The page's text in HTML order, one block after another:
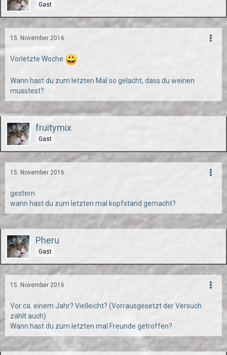
Gast
15. November 2016
Vorletzte Woche
Wann hast du zum letzten Mal so gelacht, dass du weinen
musstest?
fruitymix
Gast
15. November 2016
gestern
wann hast du zum letzten mal kopfstand gemacht?
Pheru
Gast
15. November 2016
Vor ca. einem Jahr? Vielleicht? (Vorrausgesetzt der Versuch
zählt auch)
Wann hast du zum letzten mal Freunde getroffen?